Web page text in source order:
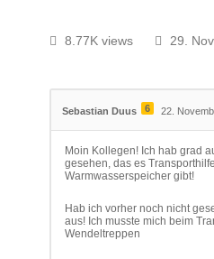
8.77K views 29.
Sebastian Duus 6 22.
Moin Kollegen! Ich hab grad
gesehen, das es
Warmwasserspeicher gibt!
Hab ich vorher noch nicht
aus! Ich musste mich beim
Wendeltreppen